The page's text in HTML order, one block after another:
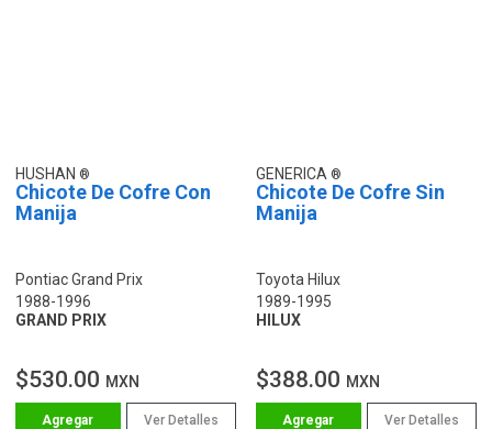
HUSHAN
Chicote De Cofre Con
Manija
Pontiac Grand Prix
1988-1996
GRAND PRIX
$530.00 MXN
Ver Detalles
GENERICA
Chicote De Cofre Sin
Manija
Toyota Hilux
1989-1995
HILUX
$388.00 MXN
Ver Detalles